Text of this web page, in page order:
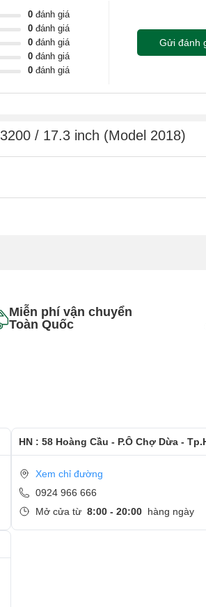
thủy tinh làm phần trên và đáy bằng hợp
tra MIL-STD 810G. Điều đó có nghĩa là nó
không khí bùng nổ và bức xạ mặt trời.
P72
giải có thể nâng cấp tối đa 4k, gấp 4 lần
0 đánh giá
0 đánh giá
0 đánh giá
0 đánh giá
0 đánh giá
Gửi đánh
/ 17.3 inch (Model 2018)
Miễn phí vận chuyển
Toàn Quốc
HN : 58 Hoàng Cầu - P.Ô Chợ Dừa -
Xem chỉ đường
0924 966 666
Mở cửa từ 8:00 - 20:00 hàng ngày